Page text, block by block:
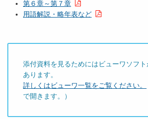
第６章～第７章
用語解説・略年表など
添付資料を見るためにはビューワソフ
あります。
詳しくはビューワ一覧をご覧ください。
で開きます。）